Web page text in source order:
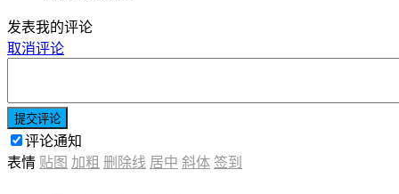
发表我的评论
取消评论
提交评论
评论通知
表情 贴图 加粗 删除线 居中 斜体 签到